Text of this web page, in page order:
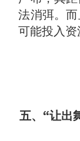
法消弭。
可能投入资
五、“让出